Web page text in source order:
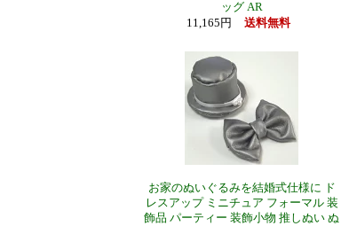
ッグ AR
11,165円
送料無料
お家のぬいぐるみを結婚式仕様に ド
レスアップ ミニチュア フォーマル 装
飾品 パーティー 装飾小物 推しぬい ぬ